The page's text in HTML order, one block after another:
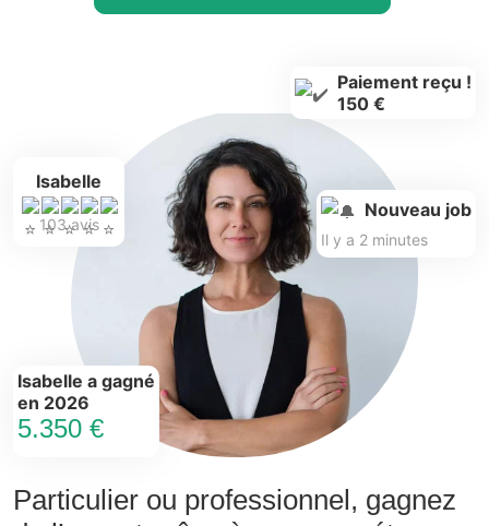
Particulier ou professionnel, gagnez
Isabelle
103 avis
Isabelle a gagné
en 2026
5.350 €
Paiement reçu !
150 €
Nouveau job
Il y a 2 minutes